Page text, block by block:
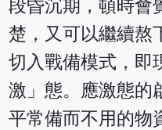
段昏沉期，頓時會
楚，又可以繼續熬
切入戰備模式，即
激」態。應激態的
平常備而不用的物